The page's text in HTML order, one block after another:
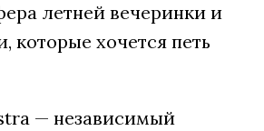
летней вечеринки и
которые хочется петь
— независимый